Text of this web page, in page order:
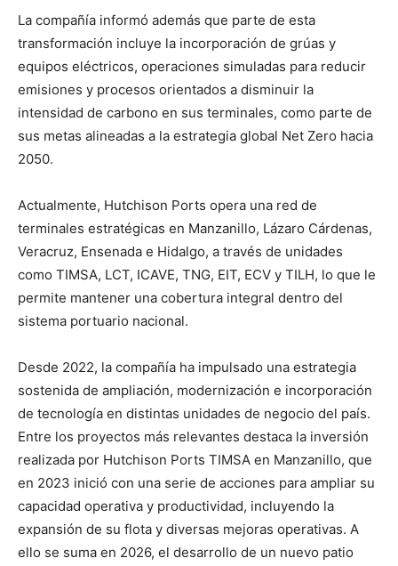
La compañía informó además que parte de esta
transformación incluye la incorporación de grúas y
equipos eléctricos, operaciones simuladas para reducir
emisiones y procesos orientados a disminuir la
intensidad de carbono en sus terminales, como parte de
sus metas alineadas a la estrategia global Net Zero hacia
2050.
Actualmente, Hutchison Ports opera una red de
terminales estratégicas en Manzanillo, Lázaro Cárdenas,
Veracruz, Ensenada e Hidalgo, a través de unidades
como TIMSA, LCT, ICAVE, TNG, EIT, ECV y TILH, lo que le
permite mantener una cobertura integral dentro del
sistema portuario nacional.
Desde 2022, la compañía ha impulsado una estrategia
sostenida de ampliación, modernización e incorporación
de tecnología en distintas unidades de negocio del país.
Entre los proyectos más relevantes destaca la inversión
realizada por Hutchison Ports TIMSA en Manzanillo, que
en 2023 inició con una serie de acciones para ampliar su
capacidad operativa y productividad, incluyendo la
expansión de su flota y diversas mejoras operativas. A
ello se suma en 2026, el desarrollo de un nuevo patio